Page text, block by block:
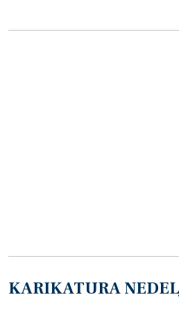
KARIKATURA